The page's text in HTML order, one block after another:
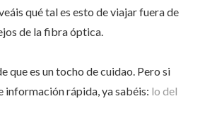
qué tal es esto de viajar fuera de
de la fibra óptica.
que es un tocho de cuidao. Pero si
información rápida, ya sabéis: lo del